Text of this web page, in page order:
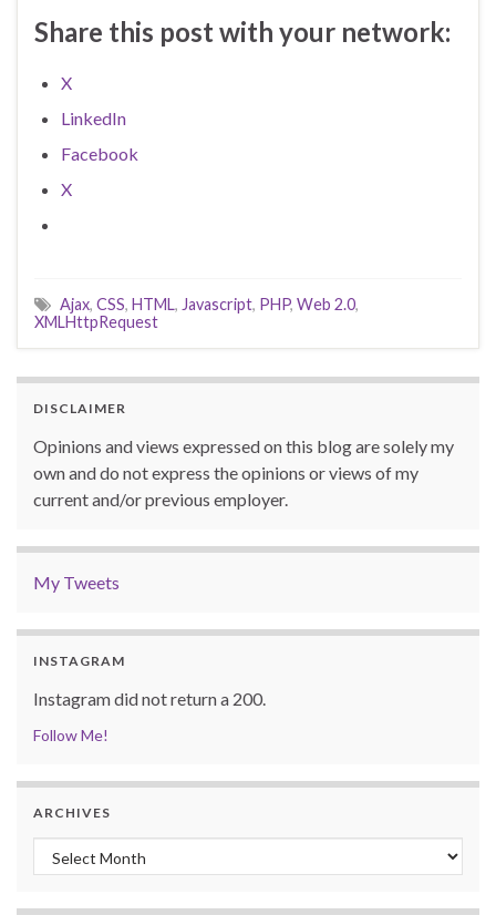
Share this post with your network:
X
LinkedIn
Facebook
X
Ajax, CSS, HTML, Javascript, PHP, Web 2.0,
XMLHttpRequest
DISCLAIMER
Opinions and views expressed on this blog are solely my
own and do not express the opinions or views of my
current and/or previous employer.
My Tweets
INSTAGRAM
Instagram did not return a 200.
Follow Me!
ARCHIVES
Archives